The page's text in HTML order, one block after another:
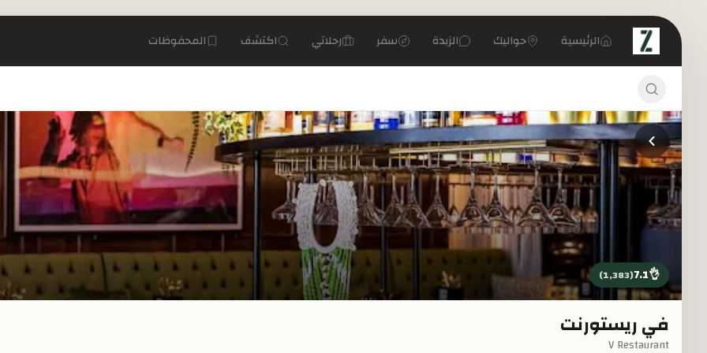
تخطي إلى المحتوى الرئيسي
الرئيسية حواليك الزبدة سفر رحلاتي اكتشف المحفوظات
👌
7.1
(
1,383
)
في ريستورنت
V Restaurant